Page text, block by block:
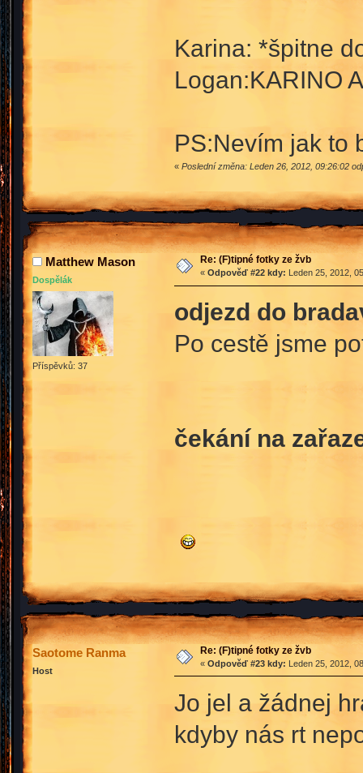
Karina: *špitne
Logan:KARINO
PS:Nevím jak to
« Poslední změna: Leden 26, 2012, 09:26:02
Matthew Mason
Dospělák
Příspěvků: 37
Re: (F)tipné fotky ze žvb
« Odpověď #22 kdy: Leden 25, 2012,
odjezd do
Po cestě jsme
čekání na
Saotome Ranma
Host
Re: (F)tipné fotky ze žvb
« Odpověď #23 kdy: Leden 25, 2012,
Jo jel a žádnej
kdyby nás rt